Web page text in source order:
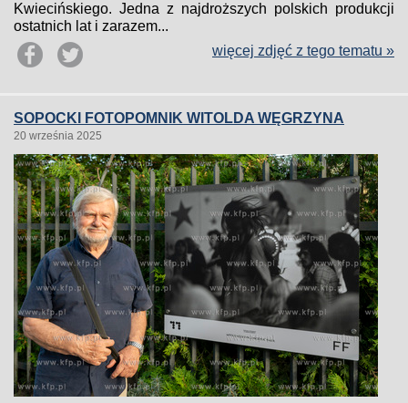
Kwiecińskiego. Jedna z najdroższych polskich produkcji
ostatnich lat i zarazem...
więcej zdjęć z tego tematu »
SOPOCKI FOTOPOMNIK WITOLDA WĘGRZYNA
20 września 2025